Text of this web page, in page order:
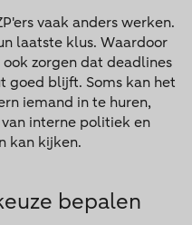
vaak anders werken.
laatste klus. Waardoor
zorgen dat deadlines
goed blijft. Soms kan het
iemand in te huren,
interne politiek en
kan kijken.
bepalen